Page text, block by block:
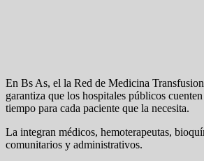
En Bs As, el la Red de Medicina
garantiza que los hospitales públicos
tiempo para cada paciente que la necesita.
La integran médicos, hemoterapeutas,
comunitarios y administrativos.